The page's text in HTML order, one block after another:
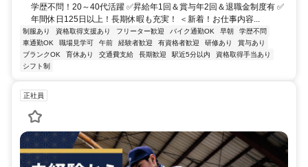
学歴不問！20～40代活躍 ✅昇給年1回＆賞与年2回＆退職金制度有 ✅
年間休日125日以上！長期休暇も充実！ ＜新着！お仕事内容...
制服あり 資格取得支援あり フリーター歓迎 バイク通勤OK 早朝
学歴不問
車通勤OK
職場見学可 午前 経験者歓迎 有資格者歓迎 研修あり
賞与あり
ブランクOK
育休あり 交通費支給 長期歓迎 駅近5分以内
資格取得手当あり
シフト制
正社員